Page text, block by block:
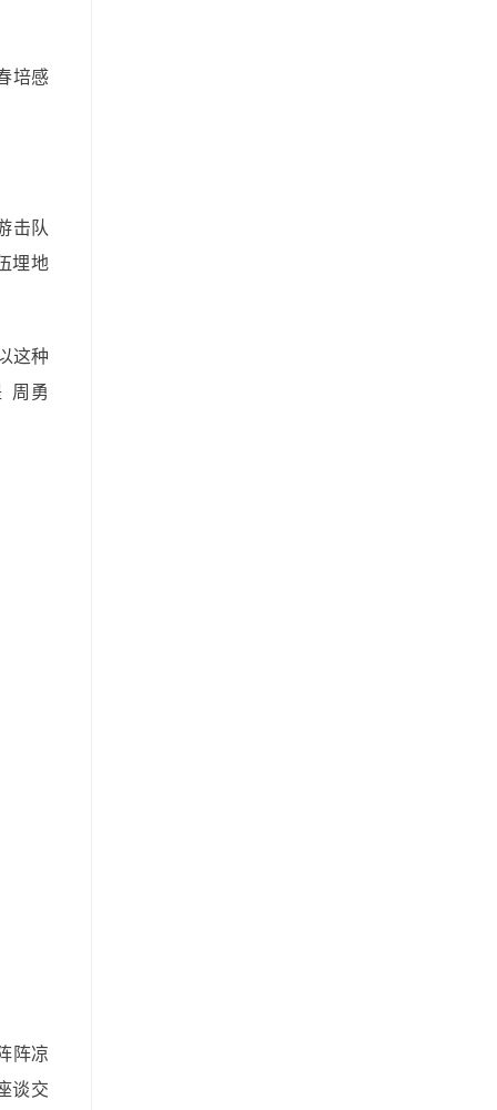
培感
击队
埋地
这种
周勇
阵凉
谈交